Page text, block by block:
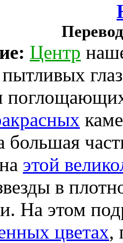
Центр
большая
этой
в
На этом
цветах,